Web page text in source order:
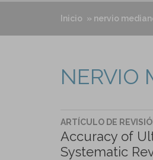
Inicio nervio
NERVIO
ARTÍCULO DE
Accuracy of
Systematic